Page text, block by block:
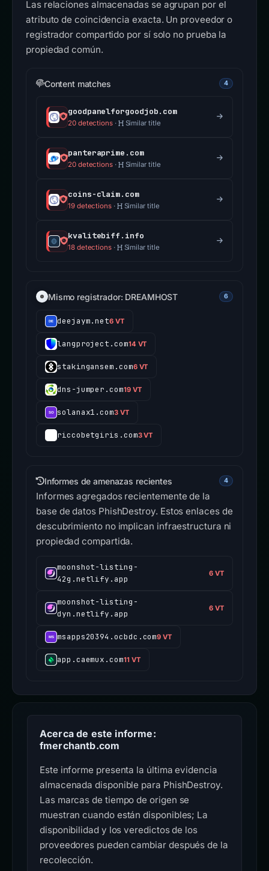
Las relaciones almacenadas se agrupan por el
atributo de coincidencia exacta. Un proveedor o
registrador compartido por sí solo no prueba la
propiedad común.
Content matches 4
goodpanelforgoodjob.com
20 detections· Similar title
panteraprime.com
20 detections· Similar title
coins-claim.com
19 detections· Similar title
kvalitebiff.info
18 detections· Similar title
Mismo registrador: DREAMHOST 6
deejaym.net6 VT
langproject.com14 VT
stakingansem.com6 VT
dns-jumper.com19 VT
solanax1.com3 VT
riccobetgiris.com3 VT
Informes de amenazas recientes 4
Informes agregados recientemente de la
base de datos PhishDestroy. Estos enlaces de
descubrimiento no implican infraestructura ni
propiedad compartida.
moonshot-listing-
42g.netlify.app
6 VT
moonshot-listing-
dyn.netlify.app
6 VT
msapps20394.ocbdc.com9 VT
app.caemux.com11 VT
Acerca de este informe:
fmerchantb.com
Este informe presenta la última evidencia
almacenada disponible para PhishDestroy.
Las marcas de tiempo de origen se
muestran cuando están disponibles; La
disponibilidad y los veredictos de los
proveedores pueden cambiar después de la
recolección.